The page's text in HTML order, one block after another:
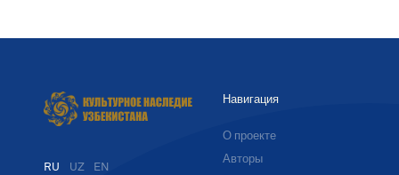
RU UZ EN
Навигация
О проекте
Авторы